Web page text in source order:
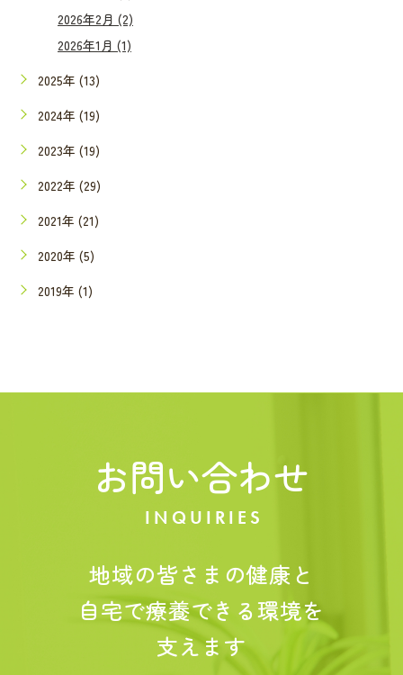
2026年2月 (2)
2026年1月 (1)
2025年 (13)
2024年 (19)
2023年 (19)
2022年 (29)
2021年 (21)
2020年 (5)
2019年 (1)
お問い合わせ
INQUIRIES
地域の皆さまの健康と
自宅で療養できる環境を
支えます